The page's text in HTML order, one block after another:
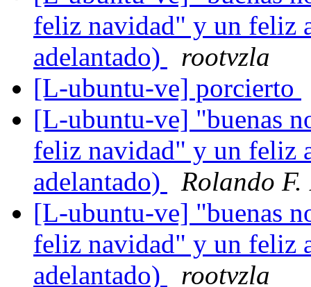
feliz navidad" y un feliz
adelantado)
rootvzla
[L-ubuntu-ve] porcierto
[L-ubuntu-ve] "buenas
feliz navidad" y un feliz
adelantado)
Rolando
[L-ubuntu-ve] "buenas
feliz navidad" y un feliz
adelantado)
rootvzla